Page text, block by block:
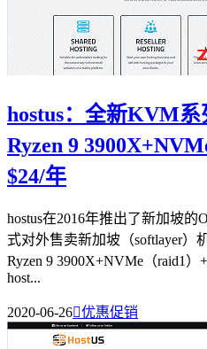
hostus：全新KVM系
Ryzen 9
$24/年
hostus在2016年推出了新加坡
式对外售卖新加坡（softlayer）
Ryzen 9 3900X+NVMe（raid1
host...
2020-06-26优惠促销